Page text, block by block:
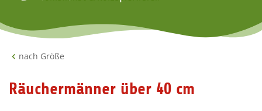
nach Größe
Räuchermänner über 40 cm